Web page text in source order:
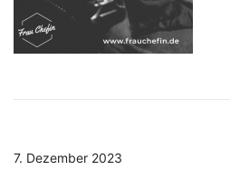
7. Dezember 2023